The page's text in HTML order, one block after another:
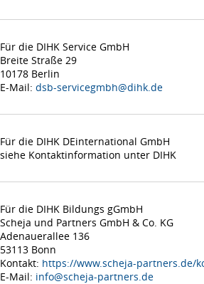
Für die DIHK Service GmbH
Breite Straße 29
10178 Berlin
E-Mail: dsb-servicegmbh@dihk.de
Für die DIHK DEinternational GmbH
siehe Kontaktinformation unter DIHK
Für die DIHK Bildungs gGmbH
Scheja und Partners GmbH & Co. KG
Adenauerallee 136
53113 Bonn
Kontakt: https://www.scheja-partners.de/
E-Mail: info@scheja-partners.de